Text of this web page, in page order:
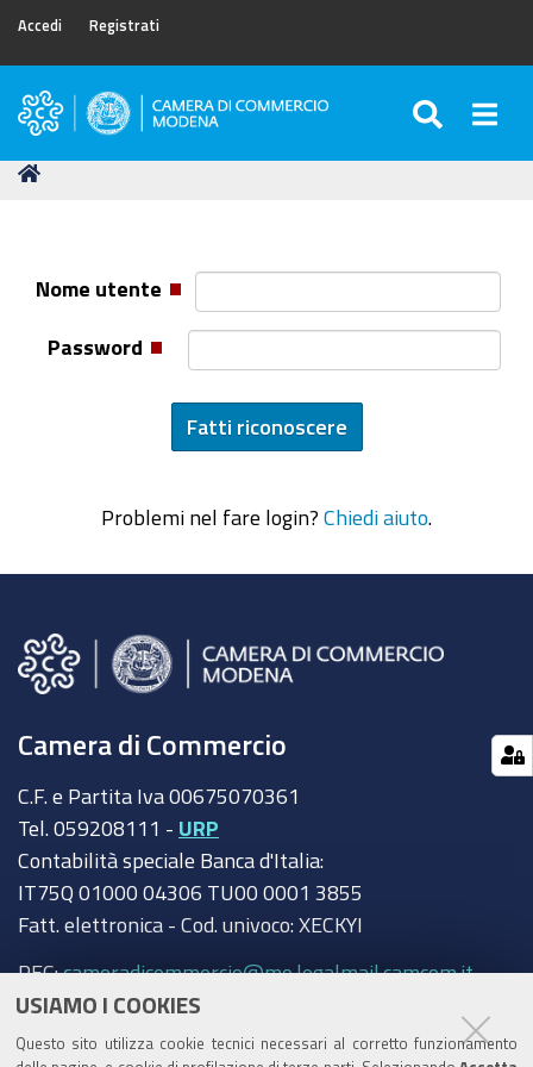
USIAMO I COOKIES
Questo sito utilizza cookie tecnici necessari al corretto funzionamento
Accedi Registrati
Camera
Commercio
Tu
Nome utente
Password
Problemi nel fare login? Chiedi aiuto
Camera di Commercio
C.F. e Partita Iva 00675070361
Tel. 059208111 - URP
Contabilità speciale Banca d'Italia:
IT75Q 01000 04306 TU00 0001 3855
Fatt. elettronica - Cod. univoco: XECKYI
PEC:cameradicommercio@mo.legalmail.camcom.it
Trasparenza